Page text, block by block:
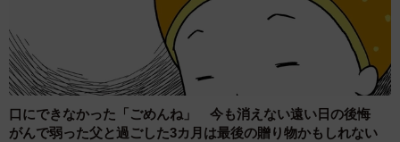
口にできなかった「ごめんね」 今も消えない遠い日の後悔
がんで弱った父と過ごした3カ月は最後の贈り物かもしれない